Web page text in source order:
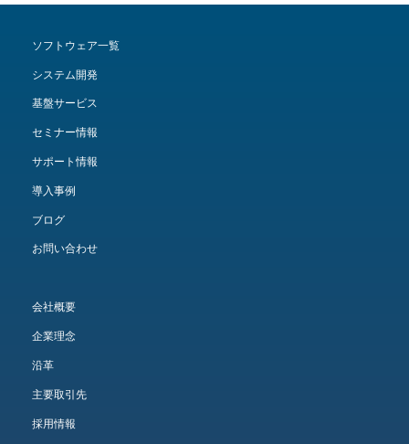
ソフトウェア一覧
システム開発
基盤サービス
セミナー情報
サポート情報
導入事例
ブログ
お問い合わせ
会社概要
企業理念
沿革
主要取引先
採用情報